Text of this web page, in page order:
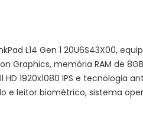
L14 Gen 1 20U6S43X00,
Graphics, memória RAM de
HD 1920x1080 IPS e
e leitor biométrico, sistema